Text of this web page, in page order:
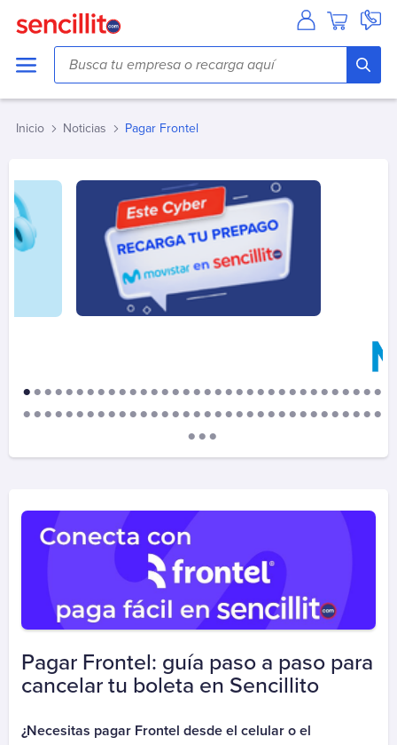
Agua
Aguas Andinas
Aguas Araucania
Aguas del Altiplano
Aguas del Valle
Aguas Décima
Aguas Lampa
Aguas Magallanes
Aguas Manquehue
Aguas San Pedro
Aguas Santiago Poniente
Essbio
Nueva Atacama
Nuevo Sur
Suralis (Essal)
Alarma
ADT
Inicio Noticias Pagar Frontel
Pagar Frontel: guía paso a paso para
cancelar tu boleta en Sencillito
¿Necesitas pagar Frontel desde el celular o el